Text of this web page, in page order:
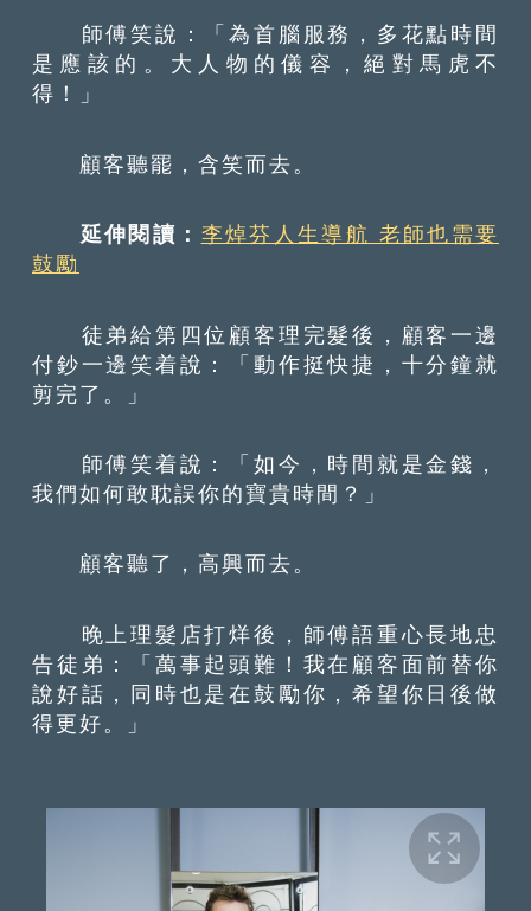
師傅笑說：「為首腦服務，多花點時間
是應該的。大人物的儀容，絕對馬虎不
得！」
顧客聽罷，含笑而去。
延伸閱讀： 李焯芬人生導航 老師也需要
鼓勵
徒弟給第四位顧客理完髮後，顧客一邊
付鈔一邊笑着說：「動作挺快捷，十分鐘就
剪完了。」
師傅笑着說：「如今，時間就是金錢，
我們如何敢耽誤你的寶貴時間？」
顧客聽了，高興而去。
晚上理髮店打烊後，師傅語重心長地忠
告徒弟：「萬事起頭難！我在顧客面前替你
說好話，同時也是在鼓勵你，希望你日後做
得更好。」